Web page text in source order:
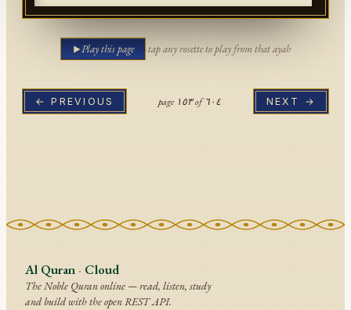
Play this page ·tap any rosette to play from that ayah
← PREVIOUS page ١٥٣of٦٠٤ NEXT →
Al Quran · Cloud
The Noble Quran online — read, listen, study
and build with the open REST API.